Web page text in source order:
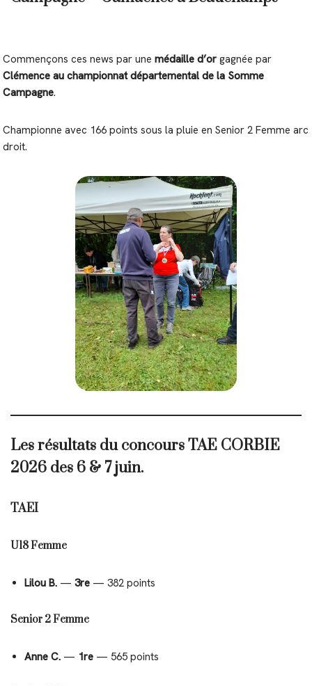
Commençons ces news par unemédaille d’or gagnée par
Clémence au championnat départemental de la Somme
Campagne.
Championne avec 166 points sous la pluie en Senior 2 Femme arc
droit.
Les résultats du concoursTAE CORBIE
2026 des 6 & 7 juin.
TAEI
U18 Femme
Lilou B. — 3re — 382 points
Senior 2 Femme
Anne C. — 1re — 565 points